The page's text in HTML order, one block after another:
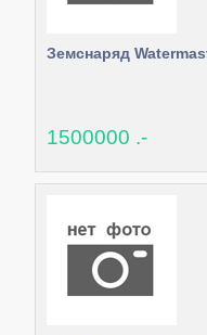
Земснаряд
1500000 .-